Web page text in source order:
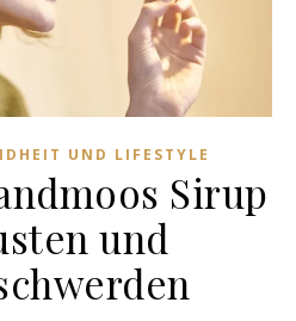
UND LIFESTYLE
Sirup
und